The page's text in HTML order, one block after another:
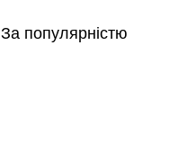
За популярністю